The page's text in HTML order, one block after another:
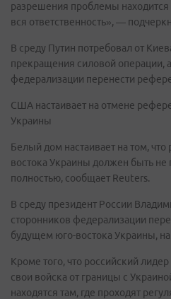
разрешения проблемы находится
вся ответственность», —
В среду Путин потребовал от
прекращения силовой операции,
федерализации перенести
США настаивает на отмене
Украины
Белый дом настаивает на том,
востока Украины должен быть не
полностью, сообщает Reuters.
В среду президент России
сторонников федерализации
будущем юго-востока Украины,
Кроме того, что российский
свои войска от границы с
находятся там, где проходят